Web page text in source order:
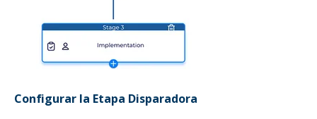
Configurar la Etapa Disparadora